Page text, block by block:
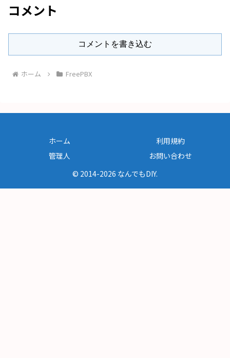
コメント
コメントを書き込む
ホーム FreePBX
ホーム
利用規約
管理人
お問い合わせ
© 2014-2026 なんでもDIY.